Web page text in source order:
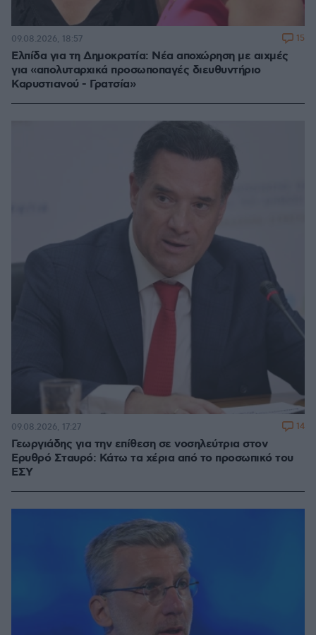
Ελπίδα για τη Δημοκρατία: Νέα αποχώρηση με αιχμές
για «απολυταρχικά προσωποπαγές διευθυντήριο
Καρυστιανού - Γρατσία»
09.08.2026, 18:57 15
Γεωργιάδης για την επίθεση σε νοσηλεύτρια στον
Ερυθρό Σταυρό: Κάτω τα χέρια από το προσωπικό του
ΕΣΥ
09.08.2026, 17:27 14